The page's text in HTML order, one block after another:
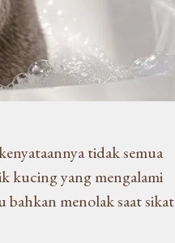
tidak semua
kucing yang mengalami
bahkan menolak saat sikat